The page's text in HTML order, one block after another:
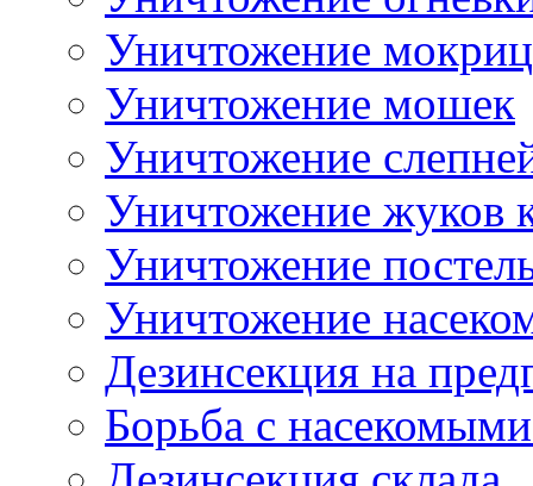
Уничтожение мокриц
Уничтожение мошек
Уничтожение
Уничтожение жуков
Уничтожение
Уничтожение
Дезинсекция на
Борьба с